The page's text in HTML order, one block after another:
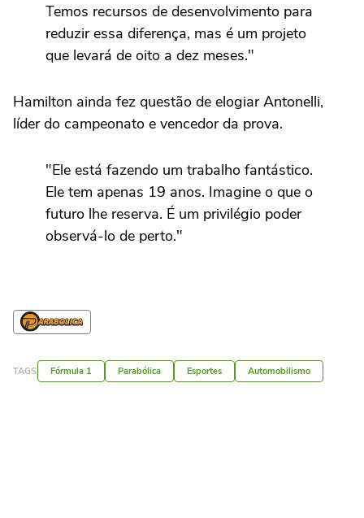
Temos recursos de desenvolvimento para
reduzir essa diferença, mas é um projeto
que levará de oito a dez meses."
Hamilton ainda fez questão de elogiar Antonelli,
líder do campeonato e vencedor da prova.
"Ele está fazendo um trabalho fantástico.
Ele tem apenas 19 anos. Imagine o que o
futuro lhe reserva. É um privilégio poder
observá-lo de perto."
TAGS Fórmula 1 Parabólica Esportes Automobilismo